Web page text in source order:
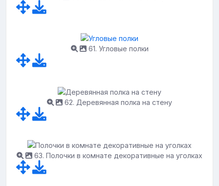
61. Угловые полки
62. Деревянная полка на стену
63. Полочки в комнате декоративные на уголках